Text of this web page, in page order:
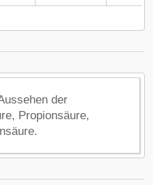
der
Propionsäure,